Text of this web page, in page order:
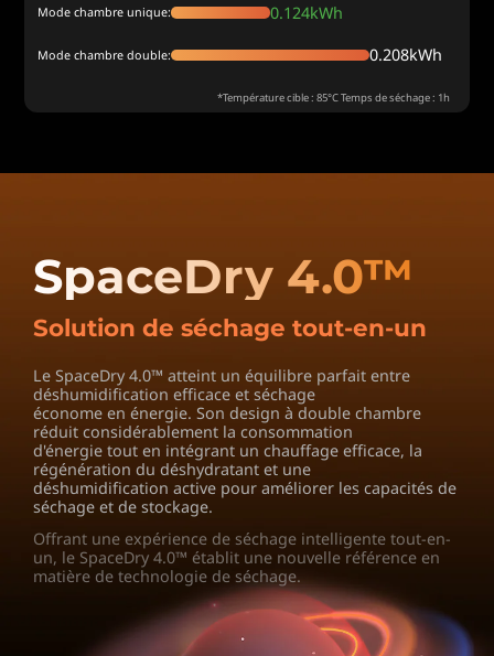
Mode chambre unique: 0.124kWh
Mode chambre double: 0.208kWh
*Température cible : 85°C Temps de séchage : 1h
SpaceDry 4.0™
Solution de séchage tout-en-un
Le SpaceDry 4.0™ atteint un équilibre parfait entre
déshumidification efficace et séchage
économe en énergie. Son design à double chambre
réduit considérablement la consommation
d'énergie tout en intégrant un chauffage efficace, la
régénération du déshydratant et une
déshumidification active pour améliorer les capacités de
séchage et de stockage.
Offrant une expérience de séchage intelligente tout-en-
un, le SpaceDry 4.0™ établit une nouvelle référence en
matière de technologie de séchage.